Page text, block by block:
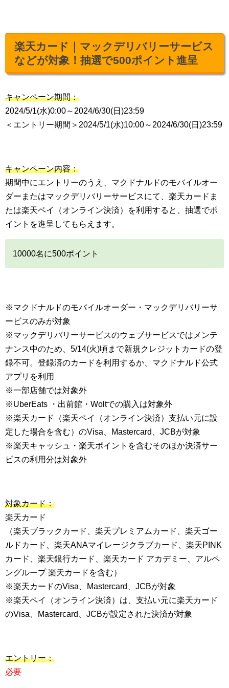
楽天カード｜マックデリバリーサービス
などが対象！抽選で500ポイント進呈
キャンペーン期間：
2024/5/1(水)0:00～2024/6/30(日)23:59
＜エントリー期間＞2024/5/1(水)10:00～2024/6/30(日)23:59
キャンペーン内容：
期間中にエントリーのうえ、マクドナルドのモバイルオー
ダーまたはマックデリバリーサービスにて、楽天カードま
たは楽天ペイ（オンライン決済）を利用すると、抽選でポ
イントを進呈してもらえます。
10000名に500ポイント
※マクドナルドのモバイルオーダー・マックデリバリーサ
ービスのみが対象
※マックデリバリーサービスのウェブサービスではメンテ
ナンス中のため、5/14(火)頃まで新規クレジットカードの登
録不可。登録済のカードを利用するか、マクドナルド公式
アプリを利用
※一部店舗では対象外
※UberEats ・出前館・Woltでの購入は対象外
※楽天カード（楽天ペイ（オンライン決済）支払い元に設
定した場合を含む）のVisa、Mastercard、JCBが対象
※楽天キャッシュ・楽天ポイントを含むそのほか決済サー
ビスの利用分は対象外
対象カード：
楽天カード
（楽天ブラックカード、楽天プレミアムカード、楽天ゴー
ルドカード、楽天ANAマイレージクラブカード、楽天PINK
カード、楽天銀行カード、楽天カード アカデミー、アルペ
ングループ 楽天カードを含む）
※楽天カードのVisa、Mastercard、JCBが対象
※楽天ペイ（オンライン決済）は、支払い元に楽天カード
のVisa、Mastercard、JCBが設定された決済が対象
エントリー：
必要